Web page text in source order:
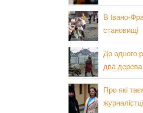
В Івано-
становищі
До одного
два дерева
Про які
журналістці